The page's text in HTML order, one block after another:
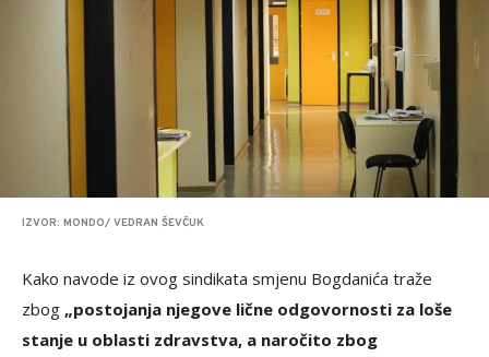
IZVOR: MONDO/ VEDRAN ŠEVČUK
Kako navode iz ovog sindikata smjenu Bogdanića traže
zbog „postojanja njegove lične odgovornosti za loše
stanje u oblasti zdravstva, a naročito zbog